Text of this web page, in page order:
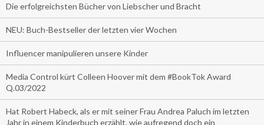
Die erfolgreichsten Bücher von Liebscher und Bracht
NEU: Buch-Bestseller der letzten vier Wochen
Influencer manipulieren unsere Kinder
Media Control kürt Colleen Hoover mit dem #BookTok Award
Q.03/2022
Hat Robert Habeck, als er mit seiner Frau Andrea Paluch im letzten
Jahr in einem Kinderbuch erzählt, wie aufregend doch ein